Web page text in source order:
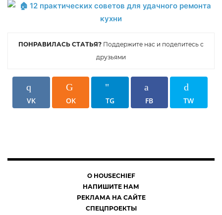
ПОНРАВИЛАСЬ СТАТЬЯ? Поддержите нас и поделитесь с
друзьями
VK OK TG FB TW
О HOUSECHIEF
НАПИШИТЕ НАМ
РЕКЛАМА НА САЙТЕ
СПЕЦПРОЕКТЫ